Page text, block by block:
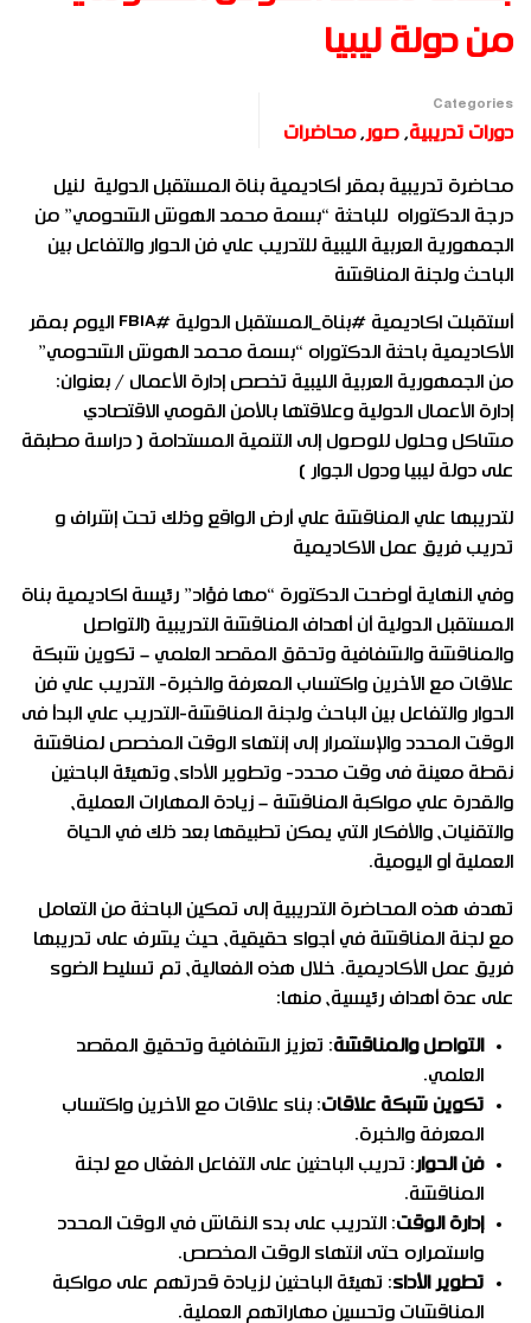
من دولة ليبيا
Categories
دورات تدريبية, صور ,محاضرات
محاضرة تدريبية بمقر أكاديمية بناة المستقبل الدولية لنيل
درجة الدكتوراه للباحثة “بسمة محمد الهوش الشحومي” من
الجمهورية العربية الليبية للتدريب علي فن الحوار والتفاعل بين
الباحث ولجنة المناقشة
أستقبلت اكاديمية #بناة_المستقبل الدولية #FBIA اليوم بمقر
الأكاديمية باحثة الدكتوراه “بسمة محمد الهوش الشحومي”
من الجمهورية العربية الليبية تخصص إدارة الأعمال / بعنوان:
إدارة الأعمال الدولية وعلاقتها بالأمن القومي الاقتصادي
مشاكل وحلول للوصول إلى التنمية المستدامة ( دراسة مطبقة
على دولة ليبيا ودول الجوار )
لتدريبها علي المناقشة علي أرض الواقع وذلك تحت إشراف و
تدريب فريق عمل الاكاديمية
وفي النهاية أوضحت الدكتورة “مها فؤاد” رئيسة اكاديمية بناة
المستقبل الدولية أن أهداف المناقشة التدريبية (التواصل
والمناقشة والشفافية وتحقق المقصد العلمي – تكوين شبكة
علاقات مع الآخرين واكتساب المعرفة والخبرة- التدريب علي فن
الحوار والتفاعل بين الباحث ولجنة المناقشة-التدريب علي البدأ فى
الوقت المحدد والإستمرار إلى إنتهاء الوقت المخصص لمناقشة
نقطة معينة فى وقت محدد- وتطوير الأداء، وتهيئة الباحثين
والقدرة علي مواكبة المناقشة – زيادة المهارات العملية،
والتقنيات، والأفكار التي يمكن تطبيقها بعد ذلك في الحياة
العملية أو اليومية.
تهدف هذه المحاضرة التدريبية إلى تمكين الباحثة من التعامل
مع لجنة المناقشة في أجواء حقيقية، حيث يشرف على تدريبها
فريق عمل الأكاديمية. خلال هذه الفعالية، تم تسليط الضوء
على عدة أهداف رئيسية، منها:
التواصل والمناقشة: تعزيز الشفافية وتحقيق المقصد
العلمي.
تكوين شبكة علاقات: بناء علاقات مع الآخرين واكتساب
المعرفة والخبرة.
فن الحوار : تدريب الباحثين على التفاعل الفعّال مع لجنة
المناقشة.
إدارة الوقت: التدريب على بدء النقاش في الوقت المحدد
واستمراره حتى انتهاء الوقت المخصص.
تطوير الأداء: تهيئة الباحثين لزيادة قدرتهم على مواكبة
المناقشات وتحسين مهاراتهم العملية.